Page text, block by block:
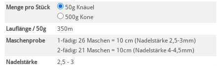
Menge pro Stück
50g Knäuel
500g Kone
Lauflänge / 50g
350m
Maschenprobe
1-fädig: 26 Maschen = 10 cm (Nadelstärke 2,5-3mm)
2-fädig: 21 Maschen = 10cm (Nadelstärke 4-4,5mm)
Nadelstärke
2,5 - 3